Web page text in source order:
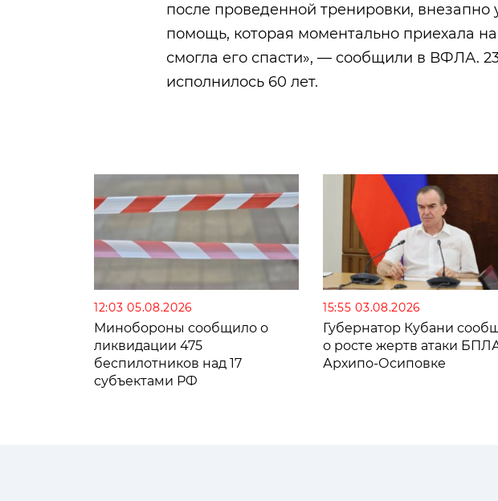
после проведенной тренировки, внезапно
помощь, которая моментально приехала
смогла его спасти», — сообщили в ВФЛА.
исполнилось 60 лет.
12:03 05.08.2026
Минобороны сообщило о
ликвидации 475
беспилотников над 17
субъектами РФ
15:55 03.08.2026
Губернатор Кубани
о росте жертв атаки
Архипо-Осиповке